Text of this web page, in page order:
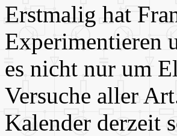
Erstmalig hat
Experimentieren
es nicht nur um
Versuche aller
Kalender derzeit